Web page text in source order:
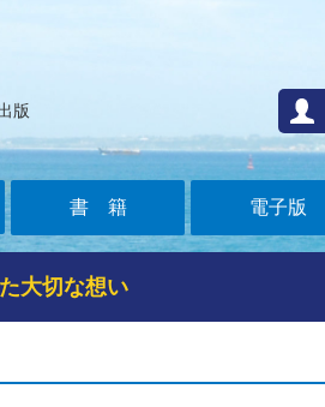
版
書籍 電子版
大切な想い